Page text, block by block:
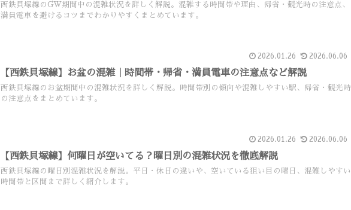
西鉄貝塚線のGW期間中の混雑状況を詳しく解説。混雑する時間帯や理由、帰省・観光時の注意点、
満員電車を避けるコツまでわかりやすくまとめています。
2026.01.26 2026.06.06
【西鉄貝塚線】お盆の混雑｜時間帯・帰省・満員電車の注意点など解説
西鉄貝塚線のお盆期間中の混雑状況を詳しく解説。時間帯別の傾向や混雑しやすい駅、帰省・観光時
の注意点をまとめています。
2026.01.26 2026.06.06
【西鉄貝塚線】何曜日が空いてる？曜日別の混雑状況を徹底解説
西鉄貝塚線の曜日別混雑状況を解説。平日・休日の違いや、空いている狙い目の曜日、混雑しやすい
時間帯と区間まで詳しく紹介します。